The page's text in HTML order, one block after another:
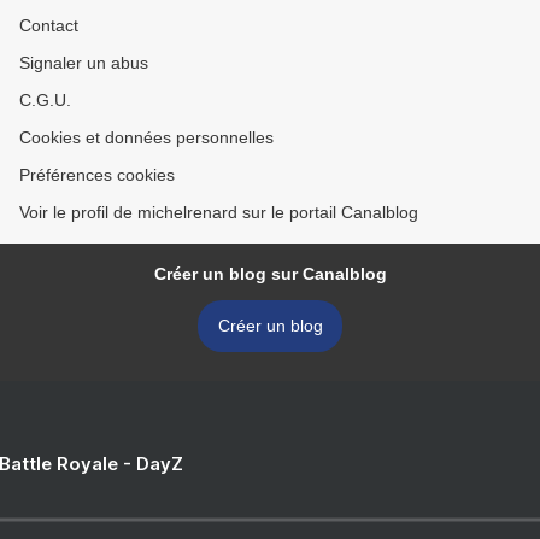
Contact
Signaler un abus
C.G.U.
Cookies et données personnelles
Préférences cookies
Voir le profil de michelrenard sur le portail Canalblog
Créer un blog sur Canalblog
Créer un blog
Royale - DayZ